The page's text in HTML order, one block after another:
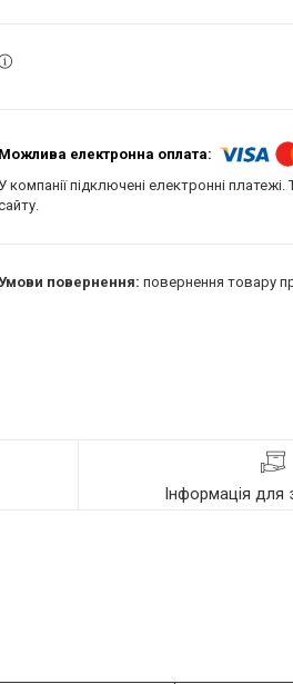
У компанії підключені електронні
повернення товару
Інформація для